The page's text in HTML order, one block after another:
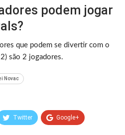
podem jogar
que podem se divertir com o
são 2 jogadores.
Novac
Twitter Google+